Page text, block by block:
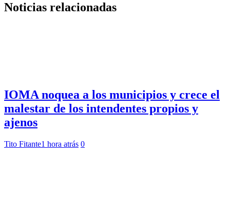
Noticias relacionadas
IOMA noquea a los municipios y crece el
malestar de los intendentes propios y
ajenos
Tito Fitante1 hora atrás 0